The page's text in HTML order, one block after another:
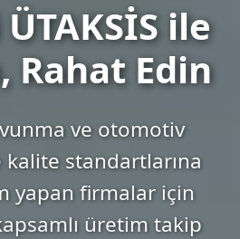
ile
Rahat Edin
ve otomotiv
standartlarına
yapan firmalar için
üretim takip